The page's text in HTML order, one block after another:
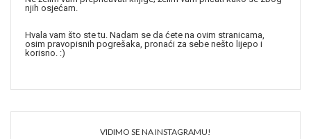
njih osjećam.
Hvala vam što ste tu. Nadam se da ćete na ovim stranicama,
osim pravopisnih pogrešaka, pronaći za sebe nešto lijepo i
korisno. :)
VIDIMO SE NA INSTAGRAMU!